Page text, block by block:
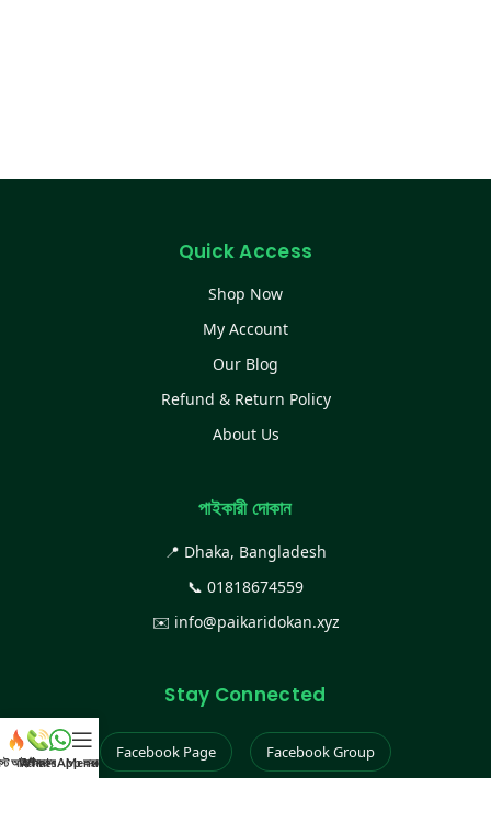
Quick Access
Shop Now
My Account
Our Blog
Refund & Return Policy
About Us
পাইকারী দোকান
📍 Dhaka, Bangladesh
📞 01818674559
✉️ info@paikaridokan.xyz
Stay Connected
Facebook Page Facebook Group
আইটেম
কল করুন
WhatsApp করুন
Menu